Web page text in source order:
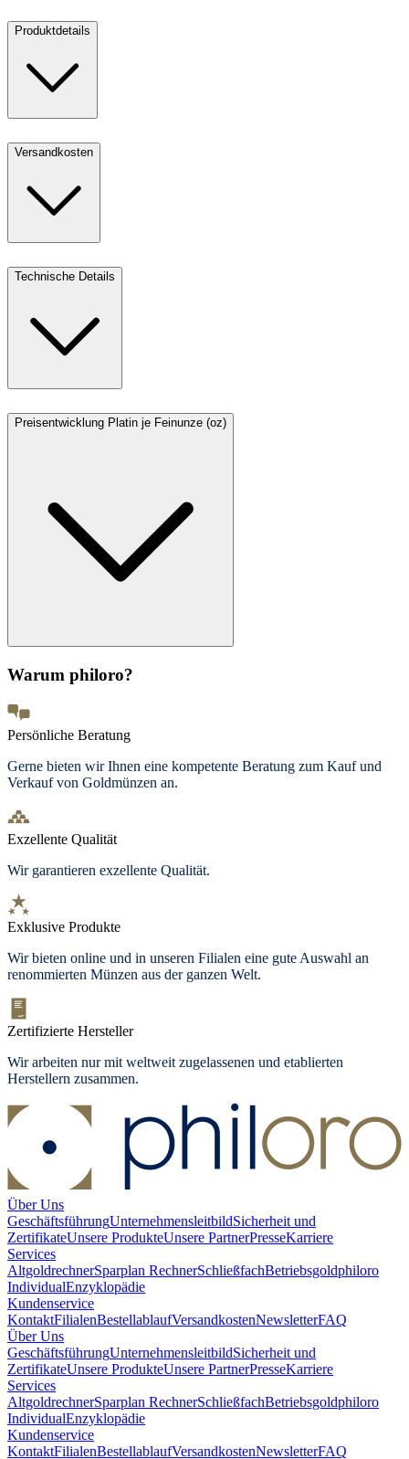
Produktdetails
Versandkosten
Technische Details
Preisentwicklung Platin je Feinunze (oz)
Warum philoro?
Persönliche Beratung
Gerne bieten wir Ihnen eine kompetente Beratung zum Kauf und
Verkauf von Goldmünzen an.
Exzellente Qualität
Wir garantieren exzellente Qualität.
Exklusive Produkte
Wir bieten online und in unseren Filialen eine gute Auswahl an
renommierten Münzen aus der ganzen Welt.
Zertifizierte Hersteller
Wir arbeiten nur mit weltweit zugelassenen und etablierten
Herstellern zusammen.
Über Uns
GeschäftsführungUnternehmensleitbildSicherheit und
ZertifikateUnsere ProdukteUnsere PartnerPresseKarriere
Services
AltgoldrechnerSparplan RechnerSchließfachBetriebsgoldphiloro
IndividualEnzyklopädie
Kundenservice
KontaktFilialenBestellablaufVersandkostenNewsletterFAQ
Über Uns
GeschäftsführungUnternehmensleitbildSicherheit und
ZertifikateUnsere ProdukteUnsere PartnerPresseKarriere
Services
AltgoldrechnerSparplan RechnerSchließfachBetriebsgoldphiloro
IndividualEnzyklopädie
Kundenservice
KontaktFilialenBestellablaufVersandkostenNewsletterFAQ